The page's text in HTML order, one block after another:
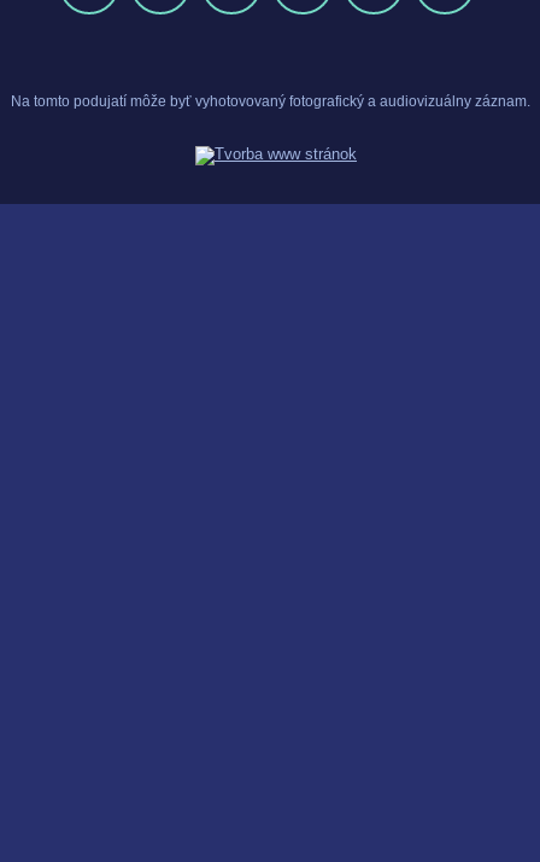
Na tomto podujatí môže byť vyhotovovaný fotografický a audiovizuálny záznam.